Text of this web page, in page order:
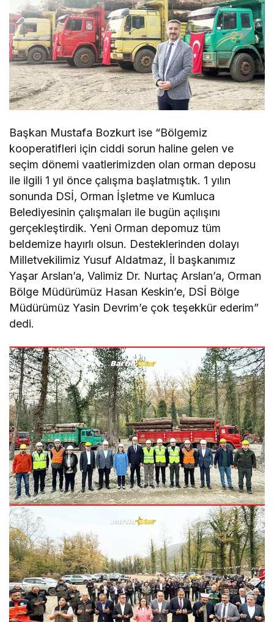
Başkan Mustafa Bozkurt ise “Bölgemiz
kooperatifleri için ciddi sorun haline gelen ve
seçim dönemi vaatlerimizden olan orman deposu
ile ilgili 1 yıl önce çalışma başlatmıştık. 1 yılın
sonunda DSİ, Orman İşletme ve Kumluca
Belediyesinin çalışmaları ile bugün açılışını
gerçekleştirdik. Yeni Orman depomuz tüm
beldemize hayırlı olsun. Desteklerinden dolayı
Milletvekilimiz Yusuf Aldatmaz, İl başkanımız
Yaşar Arslan’a, Valimiz Dr. Nurtaç Arslan’a, Orman
Bölge Müdürümüz Hasan Keskin’e, DSİ Bölge
Müdürümüz Yasin Devrim’e çok teşekkür ederim”
dedi.